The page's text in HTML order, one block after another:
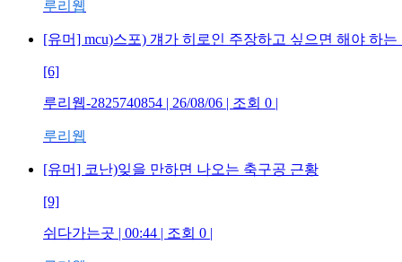
루리웹
[유머] mcu)스포) 걔가 히로인 주장하고 싶으면 해야 하는
[6]
루리웹-2825740854 | 26/08/06 | 조회 0 |
루리웹
[유머] 코난)잊을 만하면 나오는 축구공 근황
[9]
쉬다가는곳 | 00:44 | 조회 0 |